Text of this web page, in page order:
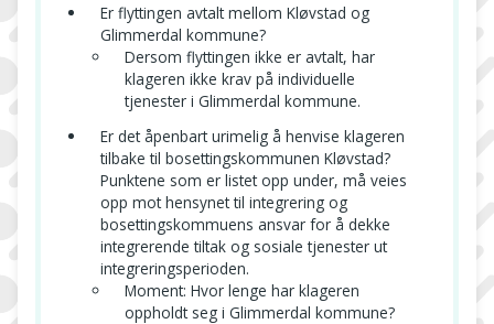
Er flyttingen avtalt mellom Kløvstad og
Glimmerdal kommune?
Dersom flyttingen ikke er avtalt, har
klageren ikke krav på individuelle
tjenester i Glimmerdal kommune.
Er det åpenbart urimelig å henvise klageren
tilbake til bosettingskommunen Kløvstad?
Punktene som er listet opp under, må veies
opp mot hensynet til integrering og
bosettingskommuens ansvar for å dekke
integrerende tiltak og sosiale tjenester ut
integreringsperioden.
Moment: Hvor lenge har klageren
oppholdt seg i Glimmerdal kommune?